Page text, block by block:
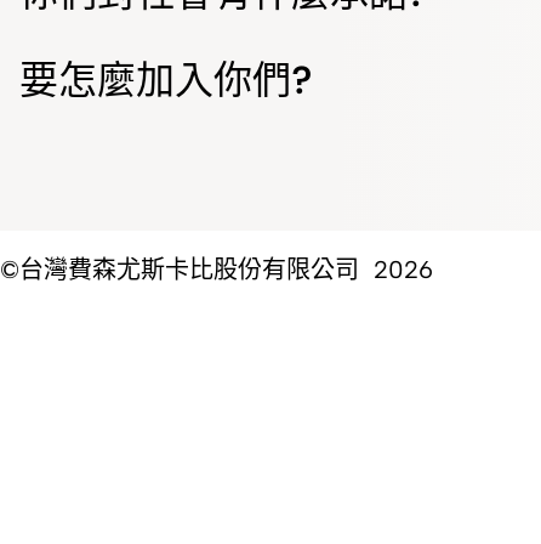
要怎麼加入你們?
©台灣費森尤斯卡比股份有限公司 2026